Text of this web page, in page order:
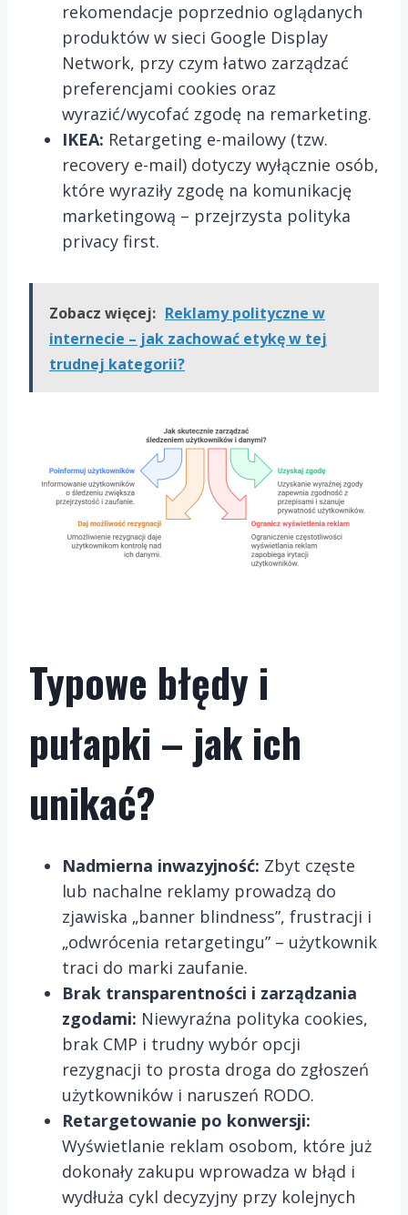
rekomendacje poprzednio oglądanych
produktów w sieci Google Display
Network, przy czym łatwo zarządzać
preferencjami cookies oraz
wyrazić/wycofać zgodę na remarketing.
IKEA: Retargeting e-mailowy (tzw.
recovery e-mail) dotyczy wyłącznie osób,
które wyraziły zgodę na komunikację
marketingową – przejrzysta polityka
privacy first.
Zobacz więcej: Reklamy polityczne w
internecie – jak zachować etykę w tej
trudnej kategorii?
Typowe błędy i
pułapki – jak ich
unikać?
Nadmierna inwazyjność: Zbyt częste
lub nachalne reklamy prowadzą do
zjawiska „banner blindness”, frustracji i
„odwrócenia retargetingu” – użytkownik
traci do marki zaufanie.
Brak transparentności i zarządzania
zgodami: Niewyraźna polityka cookies,
brak CMP i trudny wybór opcji
rezygnacji to prosta droga do zgłoszeń
użytkowników i naruszeń RODO.
Retargetowanie po konwersji:
Wyświetlanie reklam osobom, które już
dokonały zakupu wprowadza w błąd i
wydłuża cykl decyzyjny przy kolejnych